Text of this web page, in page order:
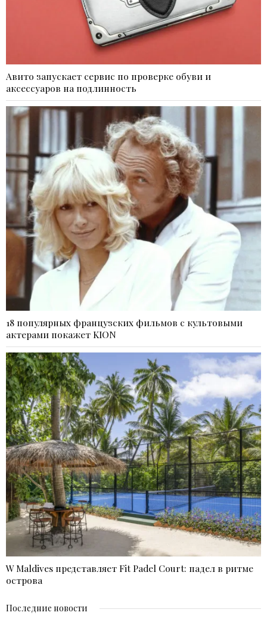
Авито запускает сервис по проверке обуви и
аксессуаров на подлинность
18 популярных французских фильмов с культовыми
актерами покажет KION
W Maldives представляет Fit Padel Court: падел в ритме
острова
Последние новости